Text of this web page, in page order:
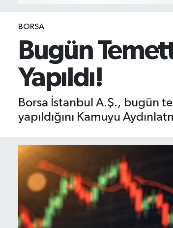
BORSA
Bugün
Yapıldı!
Borsa İstanbul A.Ş., bugün
yapıldığını Kamuyu
BIST 100 Isı Haritası
Coin Isı Haritası
Ekonomik Takvim
Kiripto Para Piyasası
Gizlilik Sözleşmesi
İletişim